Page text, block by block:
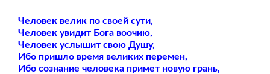
Человек велик по своей сути,
Человек увидит Бога воочию,
Человек услышит свою Душу,
Ибо пришло время великих перемен,
Ибо сознание человека примет новую грань,